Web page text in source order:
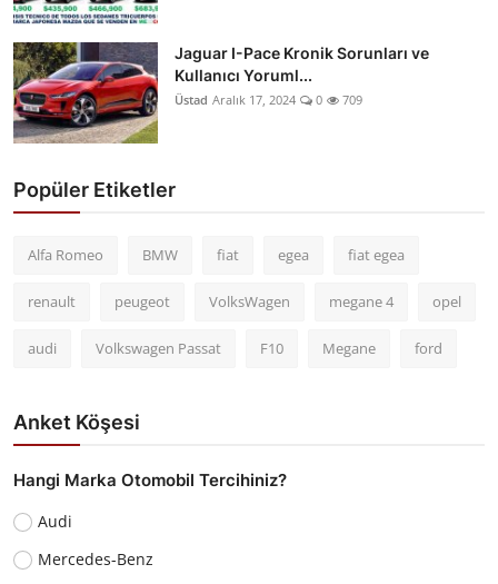
Jaguar I-Pace Kronik Sorunları ve
Kullanıcı Yoruml...
Üstad Aralık 17, 2024 0 709
Popüler Etiketler
Alfa Romeo BMW fiat egea fiat egea
renault peugeot VolksWagen megane 4 opel
audi Volkswagen Passat F10 Megane ford
Anket Köşesi
Hangi Marka Otomobil Tercihiniz?
Audi
Mercedes-Benz